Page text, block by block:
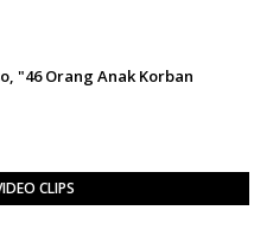
"46 Orang Anak Korban
CLIPS